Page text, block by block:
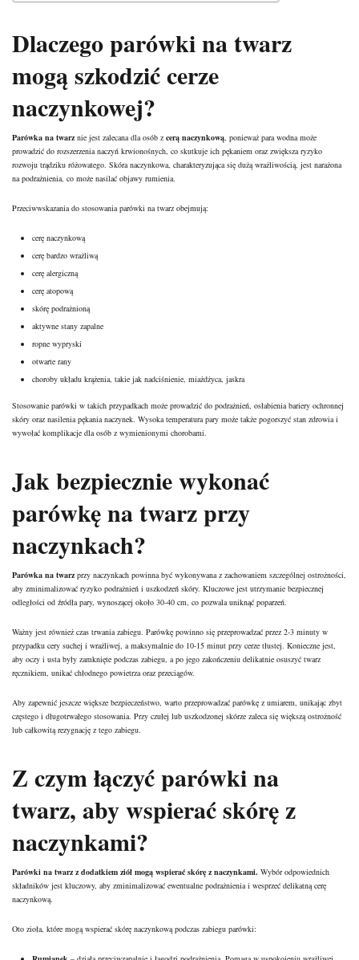
Dlaczego parówki na twarz
mogą szkodzićcerze
naczynkowej?
Parówka na twarznie jest zalecana dla osób z cerą naczynkową , ponieważ para wodna może
prowadzić do rozszerzenia naczyń krwionośnych, co skutkuje ich pękaniem oraz zwiększa ryzyko
rozwoju trądziku różowatego. Skóra naczynkowa, charakteryzująca się dużą wrażliwością, jest narażona
na podrażnienia, co może nasilać objawy rumienia
Przeciwwskazania do stosowania parówki na twarz obejmują:
cerę naczynkową
cerę bardzo wrażliwą
cerę alergiczną
cerę atopową
skórę podrażnioną
aktywne stany zapalne
ropne wypryski
otwarte rany
choroby układu krążenia, takie jak nadciśnienie, miażdżyca, jaskra
Stosowanie parówki w takich przypadkach może prowadzić do podrażnień, osłabienia bariery ochronnej
skóry oraz nasilenia pękania naczynek. Wysoka temperatura pary może także pogorszyć stan zdrowia i
wywołać komplikacje dla osób z wymienionymi chorobami.
Jak bezpiecznie wykonać
parówkę na twarz przy
naczynkach?
Parówka na twarzprzy naczynkach powinna być wykonywana z zachowaniem szczególnej ostrożności,
aby zminimalizować ryzyko podrażnień i uszkodzeń skóry. Kluczowe jest utrzymanie bezpiecznej
odległości od źródła pary, wynoszącej około 30-40 cm, co pozwala uniknąć poparzeń.
Ważny jest również czas trwania zabiegu. Parówkę powinno się przeprowadzać przez 2-3 minuty w
przypadku cery suchej i wrażliwej, a maksymalnie do 10-15 minut przy cerze tłustej. Konieczne jest,
aby oczy i usta były zamknięte podczas zabiegu, a po jego zakończeniu delikatnie osuszyć twarz
ręcznikiem, unikać chłodnego powietrza oraz przeciągów.
Aby zapewnić jeszcze większe bezpieczeństwo, warto przeprowadzać parówkę z umiarem, unikając zbyt
częstego i długotrwałego stosowania. Przy czułej lub uszkodzonej skórze zaleca się większą ostrożność
lub całkowitą rezygnację z tego zabiegu.
Z czym łączyć parówki na
twarz, aby wspierać skórę z
naczynkami?
Parówki na twarz z dodatkiem ziół mogą wspierać skórę z naczynkami. Wybór odpowiednich
składników jest kluczowy, aby zminimalizować ewentualne podrażnienia i wesprzeć delikatną cerę
naczynkową.
Oto zioła, które mogą wspierać skórę naczynkową podczas zabiegu parówki: